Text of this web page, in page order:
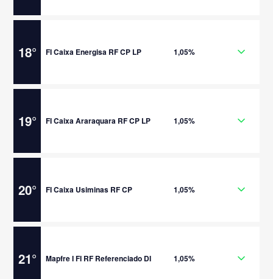
18° FI Caixa Energisa RF CP LP 1,05%
19° FI Caixa Araraquara RF CP LP 1,05%
20° FI Caixa Usiminas RF CP 1,05%
21° Mapfre I FI RF Referenciado DI 1,05%